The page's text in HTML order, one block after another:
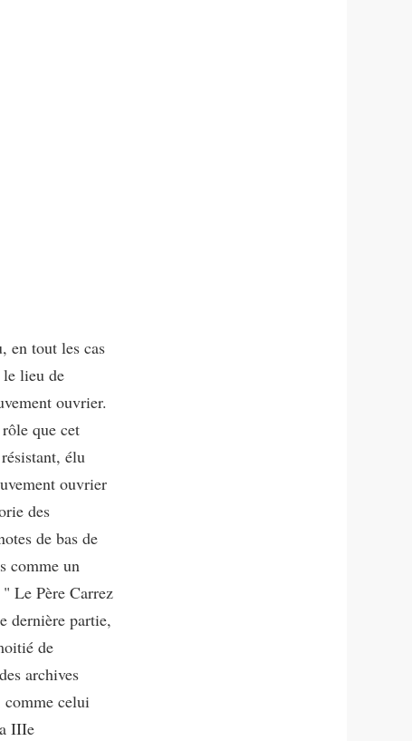
en tout les cas
le lieu de
ouvrier.
que cet
élu
ouvrier
des
de bas de
comme un
Le Père Carrez
dernière partie,
de
archives
comme celui
IIIe